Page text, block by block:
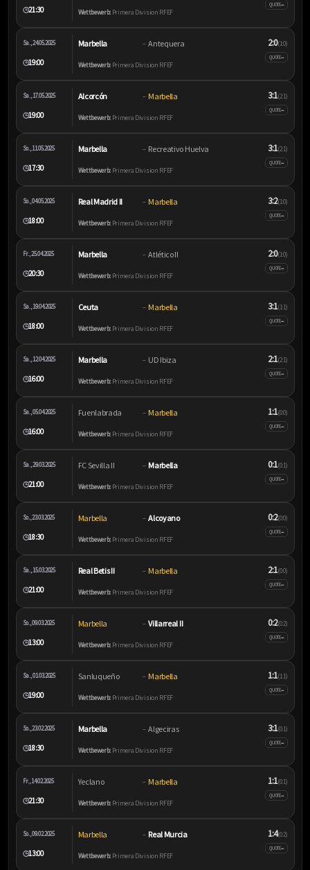
🕒21:30 Wettbewerb:Primera Division RFEF
QUOTE–
Sa., 24.05.2025
🕒19:00
Marbella – Antequera
Wettbewerb:Primera Division RFEF
2:0(1:0)
QUOTE–
Sa., 17.05.2025
🕒19:00
Alcorcón – Marbella
Wettbewerb:Primera Division RFEF
3:1(2:1)
QUOTE–
So., 11.05.2025
🕒17:30
Marbella – Recreativo Huelva
Wettbewerb:Primera Division RFEF
3:1(2:1)
QUOTE–
So., 04.05.2025
🕒18:00
Real Madrid II – Marbella
Wettbewerb:Primera Division RFEF
3:2(1:0)
QUOTE–
Fr., 25.04.2025
🕒20:30
Marbella – Atlético II
Wettbewerb:Primera Division RFEF
2:0(1:0)
QUOTE–
Sa., 19.04.2025
🕒18:00
Ceuta – Marbella
Wettbewerb:Primera Division RFEF
3:1(1:1)
QUOTE–
Sa., 12.04.2025
🕒16:00
Marbella – UD Ibiza
Wettbewerb:Primera Division RFEF
2:1(2:1)
QUOTE–
Sa., 05.04.2025
🕒16:00
Fuenlabrada – Marbella
Wettbewerb:Primera Division RFEF
1:1(0:0)
QUOTE–
Sa., 29.03.2025
🕒21:00
FC Sevilla II – Marbella
Wettbewerb:Primera Division RFEF
0:1(0:1)
QUOTE–
So., 23.03.2025
🕒18:30
Marbella – Alcoyano
Wettbewerb:Primera Division RFEF
0:2(0:0)
QUOTE–
Sa., 15.03.2025
🕒21:00
Real Betis II – Marbella
Wettbewerb:Primera Division RFEF
2:1(0:0)
QUOTE–
So., 09.03.2025
🕒13:00
Marbella – Villarreal II
Wettbewerb:Primera Division RFEF
0:2(0:2)
QUOTE–
Sa., 01.03.2025
🕒19:00
Sanluqueño – Marbella
Wettbewerb:Primera Division RFEF
1:1(1:1)
QUOTE–
So., 23.02.2025
🕒18:30
Marbella – Algeciras
Wettbewerb:Primera Division RFEF
3:1(0:1)
QUOTE–
Fr., 14.02.2025
🕒21:30
Yeclano – Marbella
Wettbewerb:Primera Division RFEF
1:1(0:1)
QUOTE–
So., 09.02.2025
🕒13:00
Marbella – Real Murcia
Wettbewerb:Primera Division RFEF
1:4(0:2)
QUOTE–